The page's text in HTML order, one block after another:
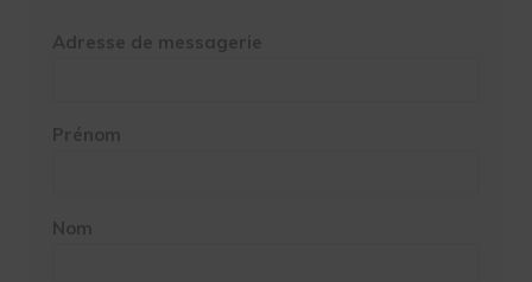
Adresse de messagerie
Prénom
Nom